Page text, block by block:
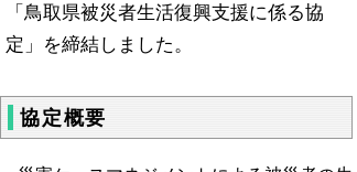
「鳥取県被災者生活復興支援に係る協
定」を締結しました。
協定概要